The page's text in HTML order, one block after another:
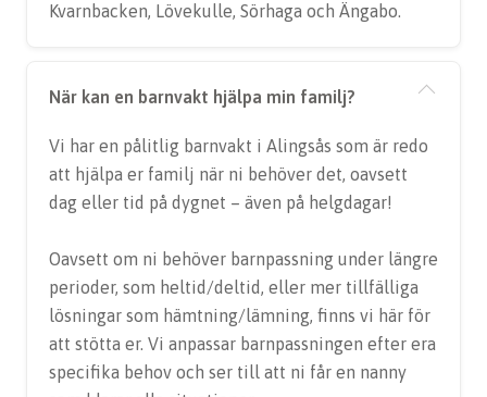
Kvarnbacken, Lövekulle, Sörhaga och Ängabo.
När kan en barnvakt hjälpa min familj?
Vi har en pålitlig barnvakt i Alingsås som är redo
att hjälpa er familj när ni behöver det, oavsett
dag eller tid på dygnet – även på helgdagar!
Oavsett om ni behöver barnpassning under längre
perioder, som heltid/deltid, eller mer tillfälliga
lösningar som hämtning/lämning, finns vi här för
att stötta er. Vi anpassar barnpassningen efter era
specifika behov och ser till att ni får en nanny